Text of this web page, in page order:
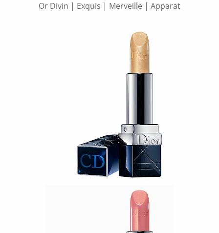
Or Divin | Exquis | Merveille | Apparat